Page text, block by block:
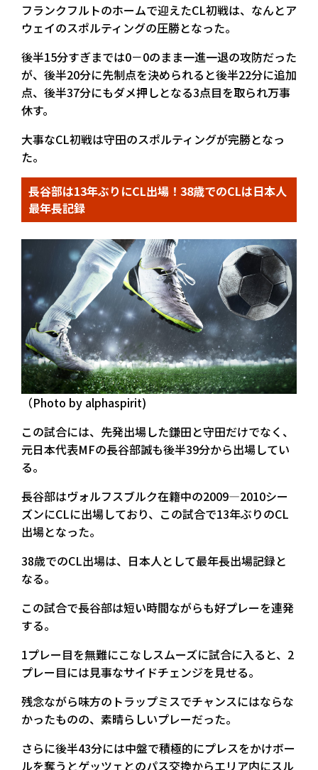
フランクフルトのホームで迎えたCL初戦は、なんとア
ウェイのスポルティングの圧勝となった。
後半15分すぎまでは0－0のまま一進一退の攻防だった
が、後半20分に先制点を決められると後半22分に追加
点、後半37分にもダメ押しとなる3点目を取られ万事
休す。
大事なCL初戦は守田のスポルティングが完勝となっ
た。
長谷部は13年ぶりにCL出場！38歳でのCLは日本人
最年長記録
（Photo by alphaspirit)
この試合には、先発出場した鎌田と守田だけでなく、
元日本代表MFの長谷部誠も後半39分から出場してい
る。
長谷部はヴォルフスブルク在籍中の2009—2010シー
ズンにCLに出場しており、この試合で13年ぶりのCL
出場となった。
38歳でのCL出場は、日本人として最年長出場記録と
なる。
この試合で長谷部は短い時間ながらも好プレーを連発
する。
1プレー目を無難にこなしスムーズに試合に入ると、2
プレー目には見事なサイドチェンジを見せる。
残念ながら味方のトラップミスでチャンスにはならな
かったものの、素晴らしいプレーだった。
さらに後半43分には中盤で積極的にプレスをかけボー
ルを奪うとゲッツェとのパス交換からエリア内にスル